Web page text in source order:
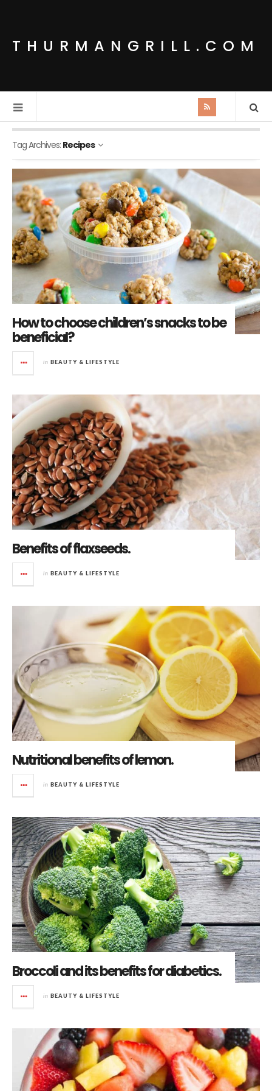
THURMANGRILL.COM
Tag Archives: Recipes
How to choose children’s snacks to be
beneficial?
in BEAUTY & LIFESTYLE
Benefits of flaxseeds.
in BEAUTY & LIFESTYLE
Nutritional benefits of lemon.
in BEAUTY & LIFESTYLE
Broccoli and its benefits for diabetics.
in BEAUTY & LIFESTYLE